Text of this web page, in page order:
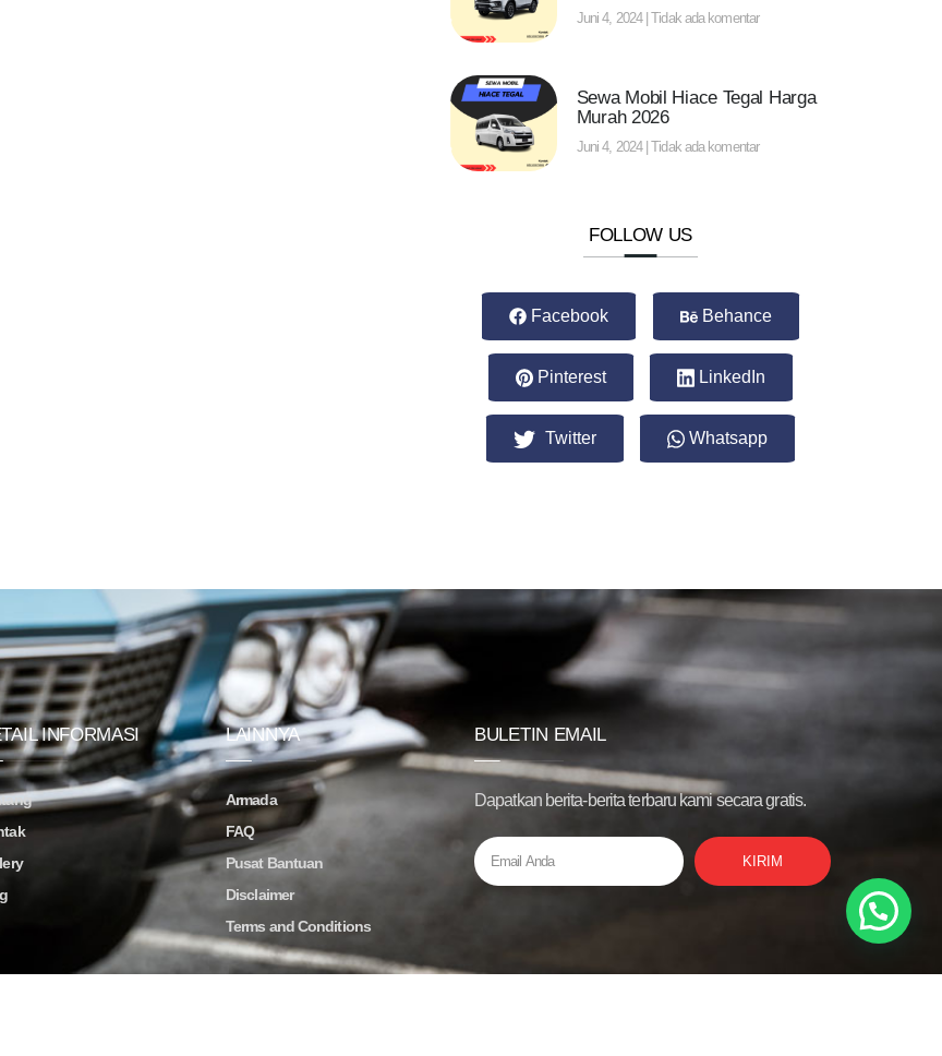
Juni 4, 2024 Tidak ada komentar
Sewa Mobil Hiace Tegal Harga
Murah 2026
Juni 4, 2024 Tidak ada komentar
FOLLOW US
Facebook Behance
Pinterest LinkedIn
Twitter Whatsapp
INFORMASI LAINNYA
Armada
FAQ
Pusat Bantuan
Disclaimer
Terms and Conditions
BULETIN EMAIL
Dapatkan berita-berita terbaru kami secara gratis.
KIRIM